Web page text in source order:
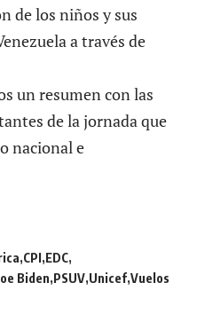
de los niños y sus
a través de
un resumen con las
de la jornada que
nacional e
CPI EDC
Biden PSUV Unicef Vuelos